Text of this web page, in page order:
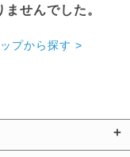
せんでした。
ップから探す >